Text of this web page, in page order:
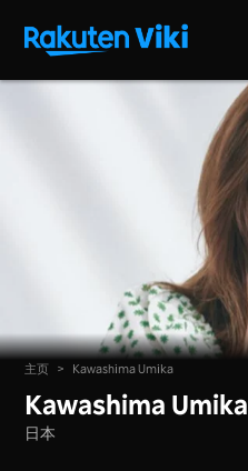
主页 > Kawashima Umika
Kawashima Umika
日本